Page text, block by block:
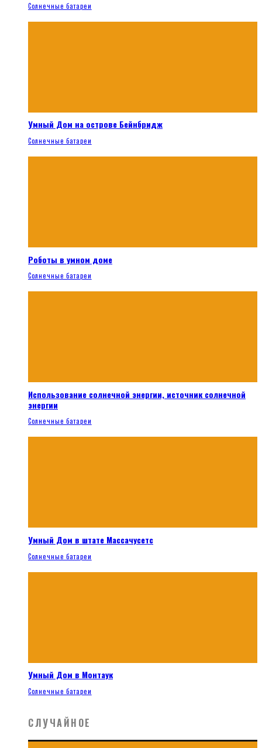
Солнечные батареи
Умный Дом на острове Бейнбридж
Солнечные батареи
Роботы в умном доме
Солнечные батареи
Использование солнечной энергии, источник солнечной
энергии
Солнечные батареи
Умный Дом в штате Массачусетс
Солнечные батареи
Умный Дом в Монтаук
Солнечные батареи
СЛУЧАЙНОЕ